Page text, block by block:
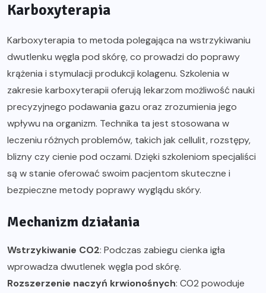
Karboxyterapia
Karboxyterapia to metoda polegająca na wstrzykiwaniu
dwutlenku węgla pod skórę, co prowadzi do poprawy
krążenia i stymulacji produkcji kolagenu. Szkolenia w
zakresie karboxyterapii oferują lekarzom możliwość nauki
precyzyjnego podawania gazu oraz zrozumienia jego
wpływu na organizm. Technika ta jest stosowana w
leczeniu różnych problemów, takich jak cellulit, rozstępy,
blizny czy cienie pod oczami. Dzięki szkoleniom specjaliści
są w stanie oferować swoim pacjentom skuteczne i
bezpieczne metody poprawy wyglądu skóry.
Mechanizm działania
Wstrzykiwanie CO2: Podczas zabiegu cienka igła
wprowadza dwutlenek węgla pod skórę.
Rozszerzenie naczyń krwionośnych: CO2 powoduje